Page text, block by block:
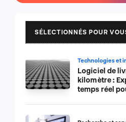
SÉLECTIONNÉS POUR
Technologies et
Logiciel de
kilomètre :
temps réel